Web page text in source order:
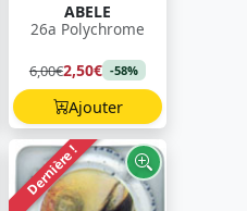
ABELE
26a Polychrome
6,00€2,50€ -58%
Ajouter
Dernière !